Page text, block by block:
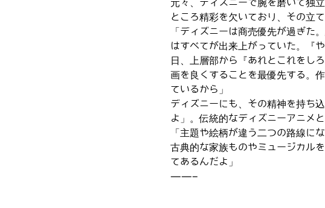
元々、ディズニーで腕を磨いて独
ところ精彩を欠いており、その立
「ディズニーは商売優先が過ぎた
はすべてが出来上がっていた。『
日、上層部から『あれとこれをし
画を良くすることを最優先する。
ているから」
ディズニーにも、その精神を持ち
よ」。伝統的なディズニーアニメ
「主題や絵柄が違う二つの路線に
古典的な家族ものやミュージカル
てあるんだよ」
——–